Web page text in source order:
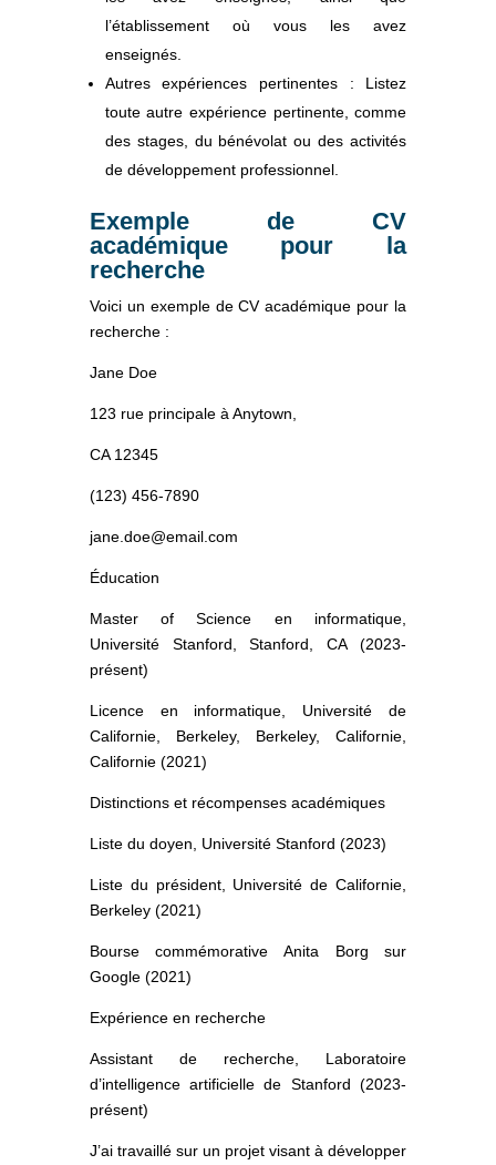
l’établissement où vous les avez
enseignés.
Autres expériences pertinentes : Listez
toute autre expérience pertinente, comme
des stages, du bénévolat ou des activités
de développement professionnel.
Exemple de CV
académique pour la
recherche
Voici un exemple de CV académique pour la
recherche :
Jane Doe
123 rue principale à Anytown,
CA 12345
(123) 456-7890
jane.doe@email.com
Éducation
Master of Science en informatique,
Université Stanford, Stanford, CA (2023-
présent)
Licence en informatique, Université de
Californie, Berkeley, Berkeley, Californie,
Californie (2021)
Distinctions et récompenses académiques
Liste du doyen, Université Stanford (2023)
Liste du président, Université de Californie,
Berkeley (2021)
Bourse commémorative Anita Borg sur
Google (2021)
Expérience en recherche
Assistant de recherche, Laboratoire
d’intelligence artificielle de Stanford (2023-
présent)
J’ai travaillé sur un projet visant à développer